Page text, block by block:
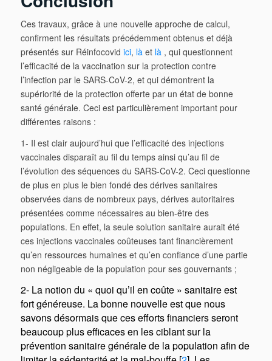
Ces travaux, grâce à une nouvelle approche de calcul,
confirment les résultats précédemment obtenus et déjà
présentés sur Réinfocovid ici, là et là , qui questionnent
l’efficacité de la vaccination sur la protection contre
l’infection par le SARS-CoV-2, et qui démontrent la
supériorité de la protection offerte par un état de bonne
santé générale. Ceci est particulièrement important pour
différentes raisons :
1- Il est clair aujourd’hui que l’efficacité des injections
vaccinales disparaît au fil du temps ainsi qu’au fil de
l’évolution des séquences du SARS-CoV-2. Ceci questionne
de plus en plus le bien fondé des dérives sanitaires
observées dans de nombreux pays, dérives autoritaires
présentées comme nécessaires au bien-être des
populations. En effet, la seule solution sanitaire aurait été
ces injections vaccinales coûteuses tant financièrement
qu’en ressources humaines et qu’en confiance d’une partie
non négligeable de la population pour ses gouvernants ;
2- La notion du « quoi qu’il en coûte » sanitaire est
fort généreuse. La bonne nouvelle est que nous
savons désormais que ces efforts financiers seront
beaucoup plus efficaces en les ciblant sur la
prévention sanitaire générale de la population afin de